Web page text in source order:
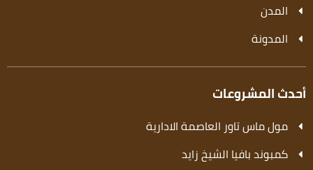
المدن
المدونة
أحدث المشروعات
مول ماس تاور العاصمة الادارية
كمبوند بافيا الشيخ زايد